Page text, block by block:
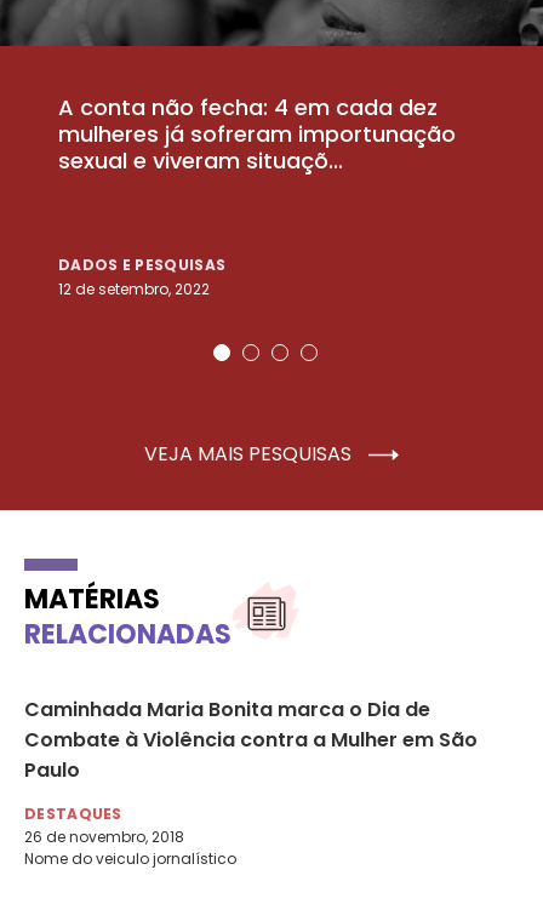
A conta não fecha: 4 em cada dez
mulheres já sofreram importunação
sexual e viveram situaçõ...
DADOS E PESQUISAS
12 de setembro, 2022
VEJA MAIS PESQUISAS
MATÉRIAS
RELACIONADAS
Caminhada Maria Bonita marca o Dia de
Combate à Violência contra a Mulher em São
Paulo
DESTAQUES
26 de novembro, 2018
Nome do veiculo jornalístico